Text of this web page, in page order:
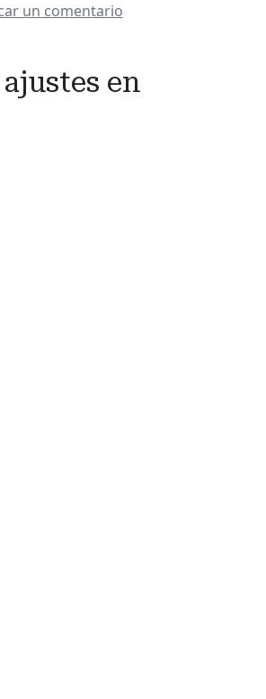
un comentario
en